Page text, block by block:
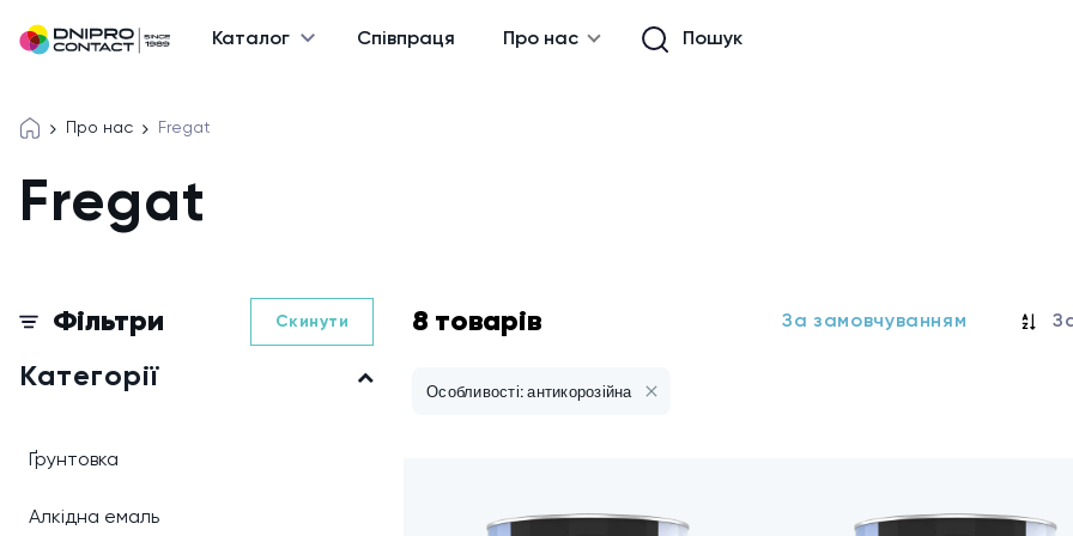
Каталог Співпраця Про нас Пошук
Про нас Fregat
Fregat
8 товарів За замовчуванням
Фільтри Скинути
Категорії
Ґрунтовка
Алкідна емаль
Особливості: антикорозійна